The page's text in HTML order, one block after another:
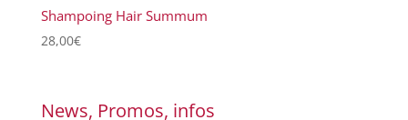
Shampoing Hair Summum
28,00€
News, Promos, infos